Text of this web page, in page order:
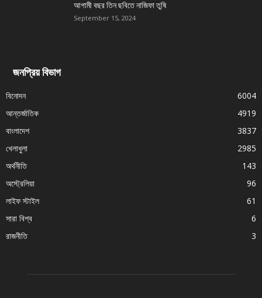
আগামী বছর তিন ছবিতে নাজিফা তুষি
September 15, 2024
জনপ্রিয় বিভাগ
বিনোদন
6004
আন্তর্জাতিক
4919
বাংলাদেশ
3837
খেলাধুলা
2985
অর্থনীতি
143
অস্ট্রেলিয়া
96
লাইফ স্টাইল
61
সারা বিশ্ব
6
রাজনীতি
3